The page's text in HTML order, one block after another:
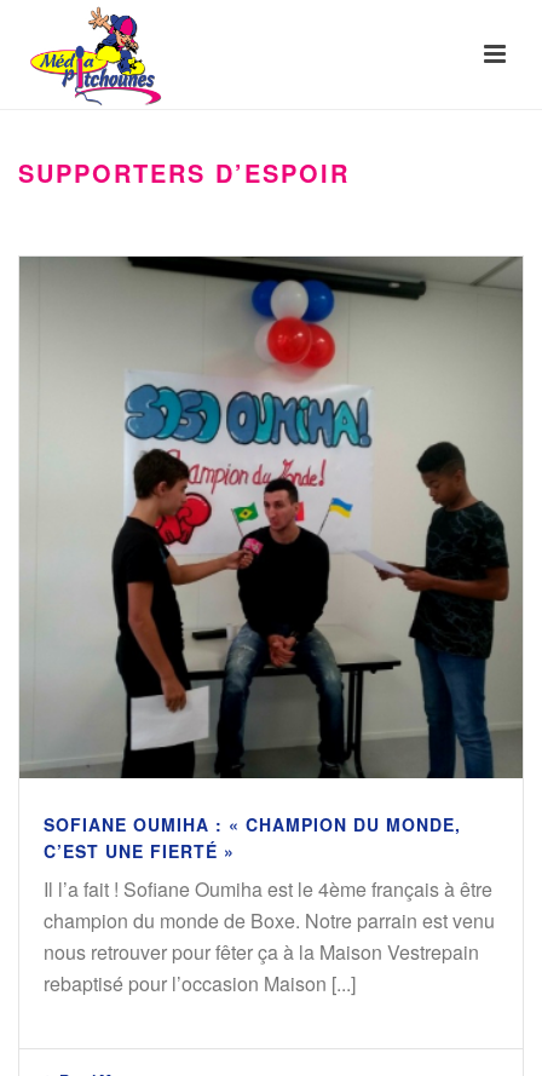
SUPPORTERS D’ESPOIR
SOFIANE OUMIHA : « CHAMPION DU MONDE,
C’EST UNE FIERTÉ »
Il l’a fait ! Sofiane Oumiha est le 4ème français à être
champion du monde de Boxe. Notre parrain est venu
nous retrouver pour fêter ça à la Maison Vestrepain
rebaptisé pour l’occasion Maison [...]